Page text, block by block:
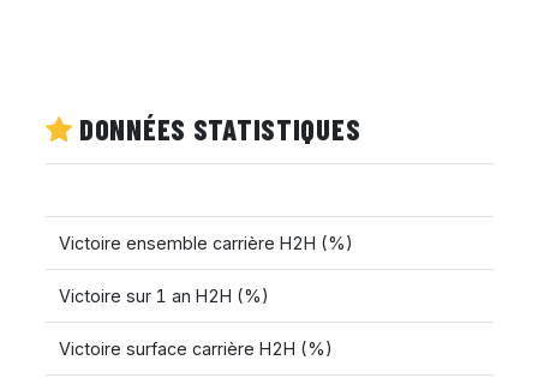
DONNÉES STATISTIQUES
Victoire ensemble carrière H2H (%)
Victoire sur 1 an H2H (%)
Victoire surface carrière H2H (%)